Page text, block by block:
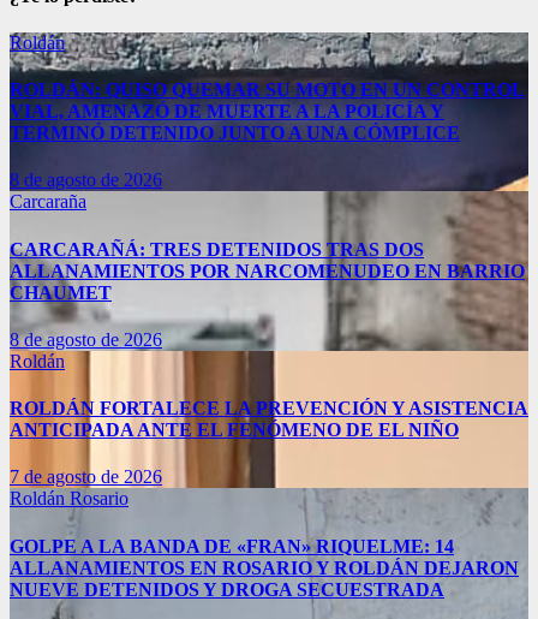
Roldán
ROLDÁN: QUISO QUEMAR SU MOTO EN UN CONTROL
VIAL, AMENAZÓ DE MUERTE A LA POLICÍA Y
TERMINÓ DETENIDO JUNTO A UNA CÓMPLICE
8 de agosto de 2026
Carcaraña
CARCARAÑÁ: TRES DETENIDOS TRAS DOS
ALLANAMIENTOS POR NARCOMENUDEO EN BARRIO
CHAUMET
8 de agosto de 2026
Roldán
ROLDÁN FORTALECE LA PREVENCIÓN Y ASISTENCIA
ANTICIPADA ANTE EL FENÓMENO DE EL NIÑO
7 de agosto de 2026
Roldán Rosario
GOLPE A LA BANDA DE «FRAN» RIQUELME: 14
ALLANAMIENTOS EN ROSARIO Y ROLDÁN DEJARON
NUEVE DETENIDOS Y DROGA SECUESTRADA